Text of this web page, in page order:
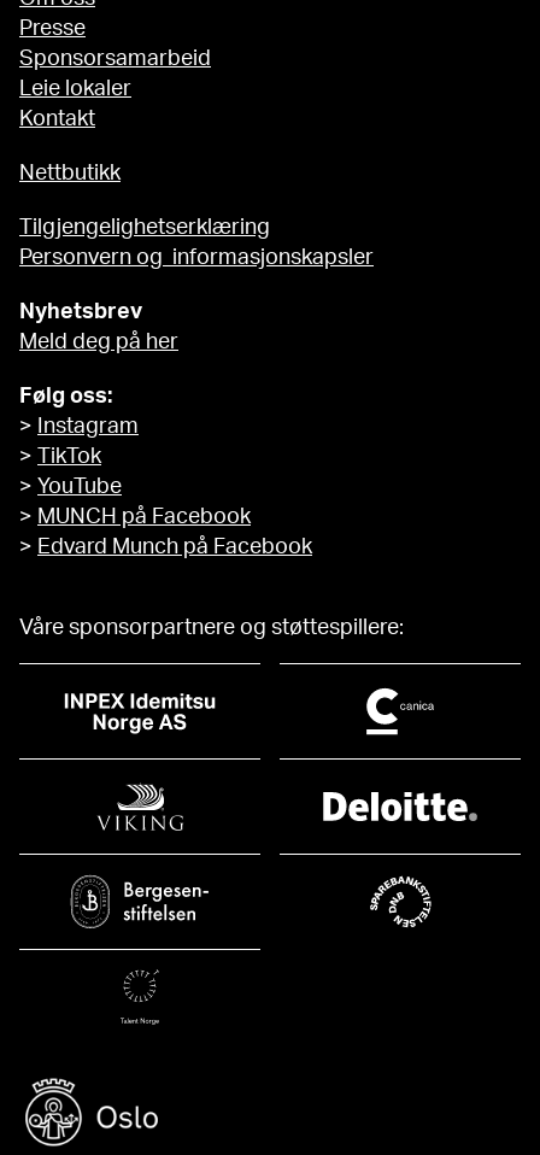
Presse
Sponsorsamarbeid
Leie lokaler
Kontakt
Nettbutikk
Tilgjengelighetserklæring
Personvern og informasjonskapsler
Nyhetsbrev
Meld deg på her
Følg oss:
>
Instagram
>
TikTok
> YouTube
> MUNCH på Facebook
> Edvard Munch på Facebook
Våre sponsorpartnere og støttespillere: